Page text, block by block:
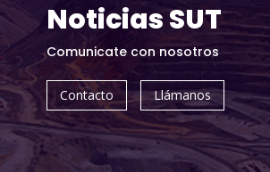
Noticias SUT
Comunicate con nosotros
Contacto Llámanos